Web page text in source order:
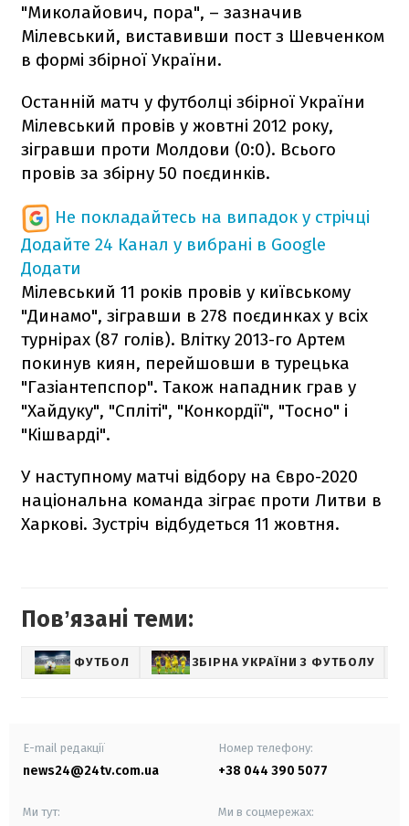
"Миколайович, пора", – зазначив
Мілевський, виставивши пост з Шевченком
в формі збірної України.
Останній матч у футболці збірної України
Мілевський провів у жовтні 2012 року,
зігравши проти Молдови (0:0). Всього
провів за збірну 50 поєдинків.
Не покладайтесь на випадок у стрічці
Додайте 24 Канал у вибрані в Google
Додати
Мілевський 11 років провів у київському
"Динамо", зігравши в 278 поєдинках у всіх
турнірах (87 голів). Влітку 2013-го Артем
покинув киян, перейшовши в турецька
"Газіантепспор". Також нападник грав у
"Хайдуку", "Спліті", "Конкордії", "Тосно" і
"Кішварді".
У наступному матчі відбору на Євро-2020
національна команда зіграє проти Литви в
Харкові. Зустріч відбудеться 11 жовтня.
Повʼязані теми:
ФУТБОЛ ЗБІРНА УКРАЇНИ З ФУТБОЛУ
E-mail редакції
news24@24tv.com.ua
Номер телефону:
+38 044 390 5077
Ми тут: Ми в соцмережах: